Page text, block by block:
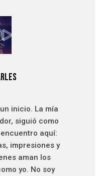
inicio. La mía
siguió como
aquí:
impresiones y
aman los
yo. No soy